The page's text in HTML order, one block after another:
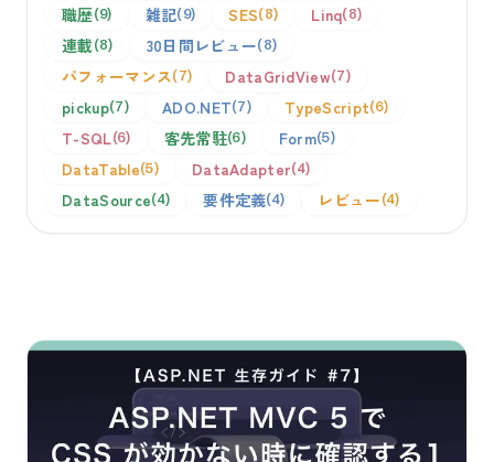
職歴 9 雑記 9 SES 8 Linq 8
連載 8 30日間レビュー 8
パフォーマンス 7 DataGridView 7
pickup 7 ADO.NET 7 TypeScript 6
T-SQL 6 客先常駐 6 Form 5
DataTable 5 DataAdapter 4
DataSource 4 要件定義 4 レビュー 4